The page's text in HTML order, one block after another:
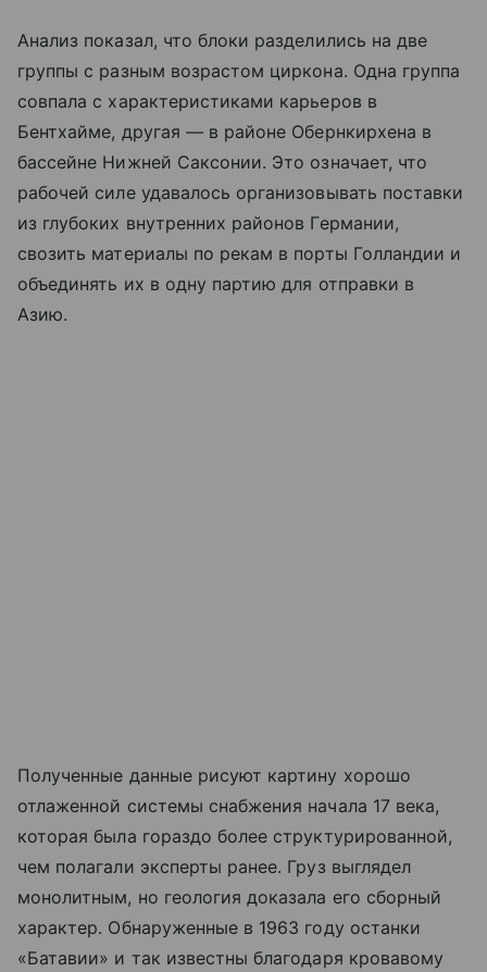
Анализ показал, что блоки разделились на две
группы с разным возрастом циркона. Одна группа
совпала с характеристиками карьеров в
Бентхайме, другая — в районе Обернкирхена в
бассейне Нижней Саксонии. Это означает, что
рабочей силе удавалось организовывать поставки
из глубоких внутренних районов Германии,
свозить материалы по рекам в порты Голландии и
объединять их в одну партию для отправки в
Азию.
Полученные данные рисуют картину хорошо
отлаженной системы снабжения начала 17 века,
которая была гораздо более структурированной,
чем полагали эксперты ранее. Груз выглядел
монолитным, но геология доказала его сборный
характер. Обнаруженные в 1963 году останки
«Батавии» и так известны благодаря кровавому